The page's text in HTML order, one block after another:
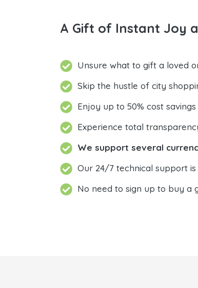
A Gift of Instant Joy
Unsure what to gift a loved
Skip the hustle of city
Enjoy up to 50% cost
Experience total
We support several
Our 24/7 technical support is
No need to sign up to buy a